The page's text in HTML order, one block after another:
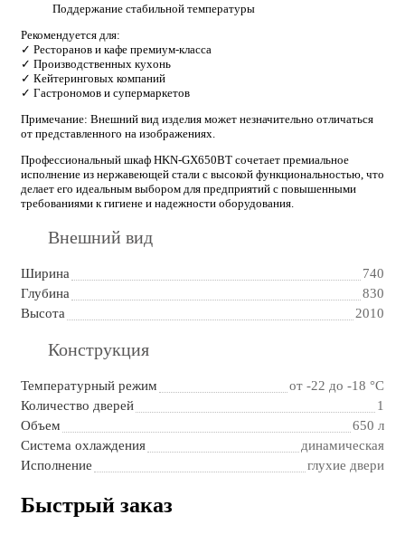
Поддержание стабильной температуры
Рекомендуется для:
✓ Ресторанов и кафе премиум-класса
✓ Производственных кухонь
✓ Кейтеринговых компаний
✓ Гастрономов и супермаркетов
Примечание: Внешний вид изделия может незначительно отличаться
от представленного на изображениях.
Профессиональный шкаф HKN-GX650BT сочетает премиальное
исполнение из нержавеющей стали с высокой функциональностью, что
делает его идеальным выбором для предприятий с повышенными
требованиями к гигиене и надежности оборудования.
Внешний вид
Ширина
740
Глубина
830
Высота
2010
Конструкция
Температурный режим
от -22 до -18 °C
Количество дверей
1
Объем
650 л
Система охлаждения
динамическая
Исполнение
глухие двери
Быстрый заказ